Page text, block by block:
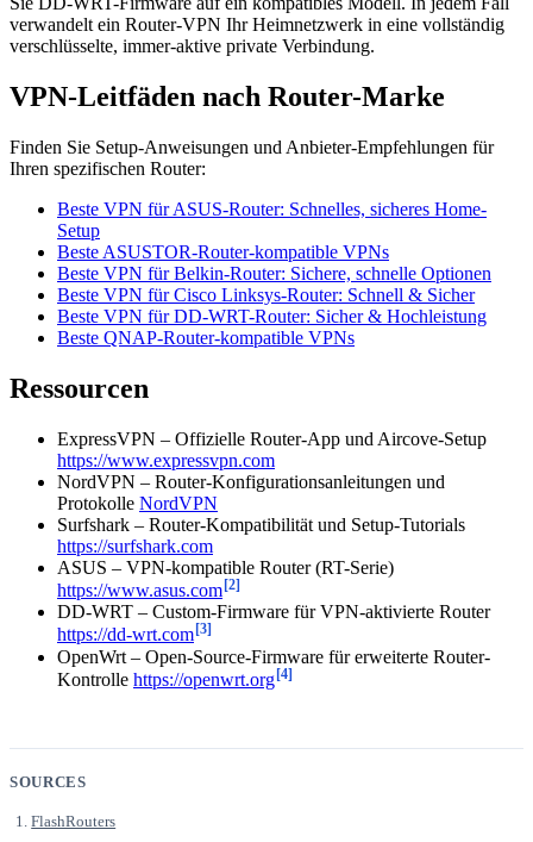
verwandelt ein Router-VPN Ihr Heimnetzwerk in eine vollständig
verschlüsselte, immer-aktive private Verbindung.
VPN-Leitfäden nach Router-Marke
Finden Sie Setup-Anweisungen und Anbieter-Empfehlungen für
Ihren spezifischen Router:
Beste VPN für ASUS-Router: Schnelles, sicheres Home-
Setup
Beste ASUSTOR-Router-kompatible VPNs
Beste VPN für Belkin-Router: Sichere, schnelle Optionen
Beste VPN für Cisco Linksys-Router: Schnell & Sicher
Beste VPN für DD-WRT-Router: Sicher & Hochleistung
Beste QNAP-Router-kompatible VPNs
Ressourcen
ExpressVPN – Offizielle Router-App und Aircove-Setup
https://www.expressvpn.com
NordVPN – Router-Konfigurationsanleitungen und
Protokolle NordVPN
Surfshark – Router-Kompatibilität und Setup-Tutorials
https://surfshark.com
ASUS – VPN-kompatible Router (RT-Serie)
https://www.asus.com [2]
DD-WRT – Custom-Firmware für VPN-aktivierte Router
https://dd-wrt.com [3]
OpenWrt – Open-Source-Firmware für erweiterte Router-
Kontrolle https://openwrt.org [4]
SOURCES
FlashRouters